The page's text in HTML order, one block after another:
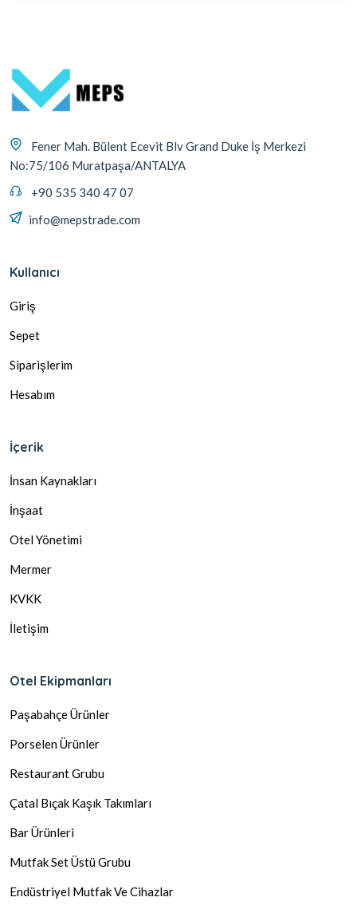
Fener Mah. Bülent Ecevit Blv Grand Duke İş Merkezi
No:75/106 Muratpaşa/ANTALYA
+90 535 340 47 07
info@mepstrade.com
Kullanıcı
Giriş
Sepet
Siparişlerim
Hesabım
İçerik
İnsan Kaynakları
İnşaat
Otel Yönetimi
Mermer
KVKK
İletişim
Otel Ekipmanları
Paşabahçe Ürünler
Porselen Ürünler
Restaurant Grubu
Çatal Bıçak Kaşık Takımları
Bar Ürünleri
Mutfak Set Üstü Grubu
Endüstriyel Mutfak Ve Cihazlar